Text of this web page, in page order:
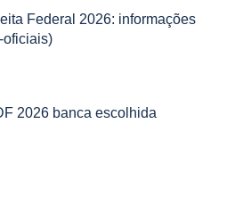
Federal 2026: informações
oficiais)
2026 banca escolhida